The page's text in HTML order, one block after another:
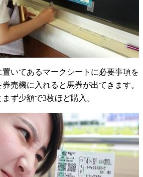
いてあるマークシートに必要事項を
売機に入れると馬券が出てきます。
ず少額で3枚ほど購入。